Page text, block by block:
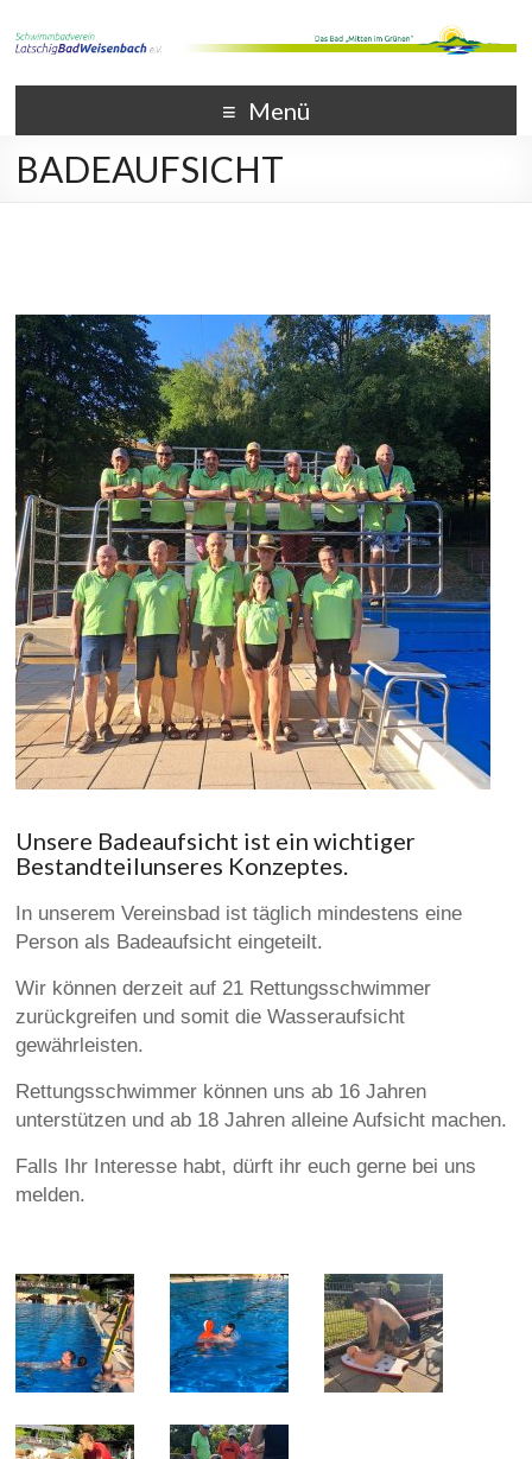
Menü
BADEAUFSICHT
Unsere Badeaufsicht ist ein wichtiger
Bestandteilunseres Konzeptes.
In unserem Vereinsbad ist täglich mindestens eine
Person als Badeaufsicht eingeteilt.
Wir können derzeit auf 21 Rettungsschwimmer
zurückgreifen und somit die Wasseraufsicht
gewährleisten.
Rettungsschwimmer können uns ab 16 Jahren
unterstützen und ab 18 Jahren alleine Aufsicht machen.
Falls Ihr Interesse habt, dürft ihr euch gerne bei uns
melden.